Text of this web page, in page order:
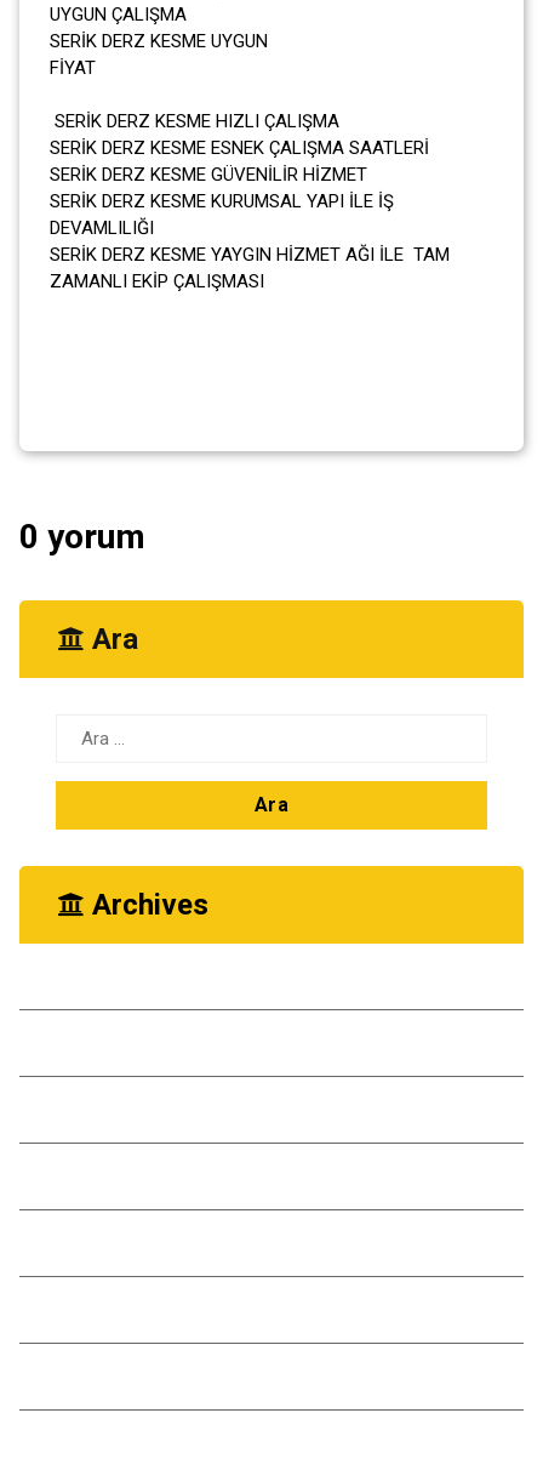
UYGUN ÇALIŞMA
SERİK DERZ KESME UYGUN
FİYAT
SERİK DERZ KESME HIZLI ÇALIŞMA
SERİK DERZ KESME ESNEK ÇALIŞMA SAATLERİ
SERİK DERZ KESME GÜVENİLİR HİZMET
SERİK DERZ KESME KURUMSAL YAPI İLE İŞ
DEVAMLILIĞI
SERİK DERZ KESME YAYGIN HİZMET AĞI İLE TAM
ZAMANLI EKİP ÇALIŞMASI
0 yorum
Ara
Arama:
Archives